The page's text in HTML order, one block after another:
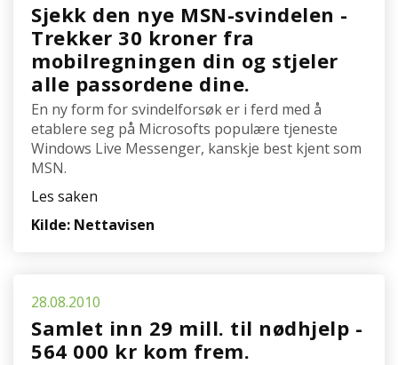
Sjekk den nye MSN-svindelen -
Trekker 30 kroner fra
mobilregningen din og stjeler
alle passordene dine.
En ny form for svindelforsøk er i ferd med å
etablere seg på Microsofts populære tjeneste
Windows Live Messenger, kanskje best kjent som
MSN.
Les saken
Kilde: Nettavisen
28.08.2010
Samlet inn 29 mill. til nødhjelp -
564 000 kr kom frem.